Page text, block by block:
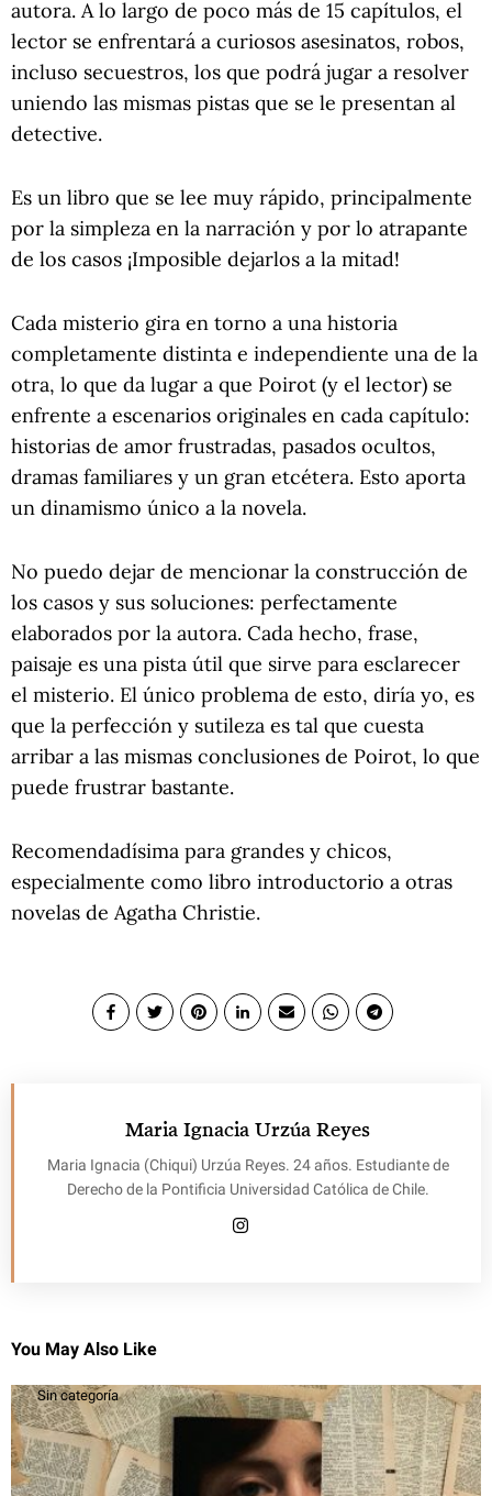
autora. A lo largo de poco más de 15 capítulos, el
lector se enfrentará a curiosos asesinatos, robos,
incluso secuestros, los que podrá jugar a resolver
uniendo las mismas pistas que se le presentan al
detective.
Es un libro que se lee muy rápido, principalmente
por la simpleza en la narración y por lo atrapante
de los casos ¡Imposible dejarlos a la mitad!
Cada misterio gira en torno a una historia
completamente distinta e independiente una de la
otra, lo que da lugar a que Poirot (y el lector) se
enfrente a escenarios originales en cada capítulo:
historias de amor frustradas, pasados ocultos,
dramas familiares y un gran etcétera. Esto aporta
un dinamismo único a la novela.
No puedo dejar de mencionar la construcción de
los casos y sus soluciones: perfectamente
elaborados por la autora. Cada hecho, frase,
paisaje es una pista útil que sirve para esclarecer
el misterio. El único problema de esto, diría yo, es
que la perfección y sutileza es tal que cuesta
arribar a las mismas conclusiones de Poirot, lo que
puede frustrar bastante.
Recomendadísima para grandes y chicos,
especialmente como libro introductorio a otras
novelas de Agatha Christie.
Maria Ignacia Urzúa Reyes
Maria Ignacia (Chiqui) Urzúa Reyes. 24 años. Estudiante de
Derecho de la Pontificia Universidad Católica de Chile.
You May Also Like
Sin categoría